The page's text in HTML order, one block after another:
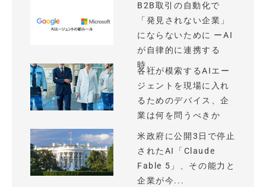
B2B取引の自動化で
「発見されない企業」
にならないために ーAI
が自律的に連携する
時...
各社が模索するAIエー
ジェントを現場に入れ
るためのデバイス、企
業は何を問うべきか
米政府に公開3日で停止
されたAI「Claude
Fable 5」、その能力と
企業が今...